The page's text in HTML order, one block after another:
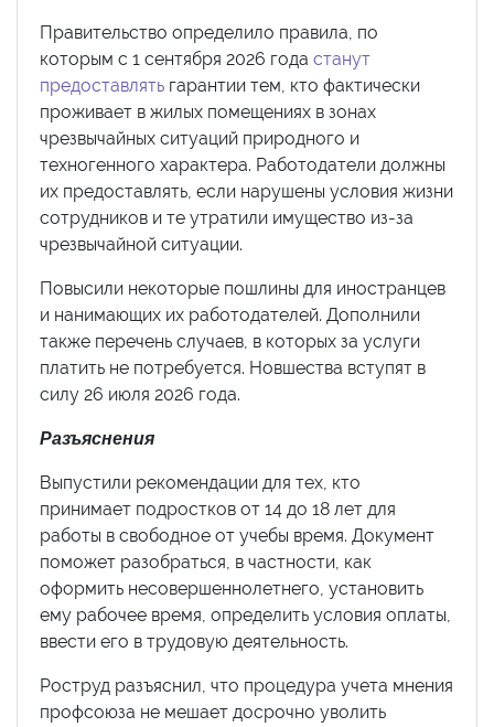
Правительство определило правила, по
которым с 1 сентября 2026 года станут
предоставлять гарантии тем, кто фактически
проживает в жилых помещениях в зонах
чрезвычайных ситуаций природного и
техногенного характера. Работодатели должны
их предоставлять, если нарушены условия жизни
сотрудников и те утратили имущество из-за
чрезвычайной ситуации.
Повысили некоторые пошлины для иностранцев
и нанимающих их работодателей. Дополнили
также перечень случаев, в которых за услуги
платить не потребуется. Новшества вступят в
силу 26 июля 2026 года.
Разъяснения
Выпустили рекомендации для тех, кто
принимает подростков от 14 до 18 лет для
работы в свободное от учебы время. Документ
поможет разобраться, в частности, как
оформить несовершеннолетнего, установить
ему рабочее время, определить условия оплаты,
ввести его в трудовую деятельность.
Роструд разъяснил, что процедура учета мнения
профсоюза не мешает досрочно уволить